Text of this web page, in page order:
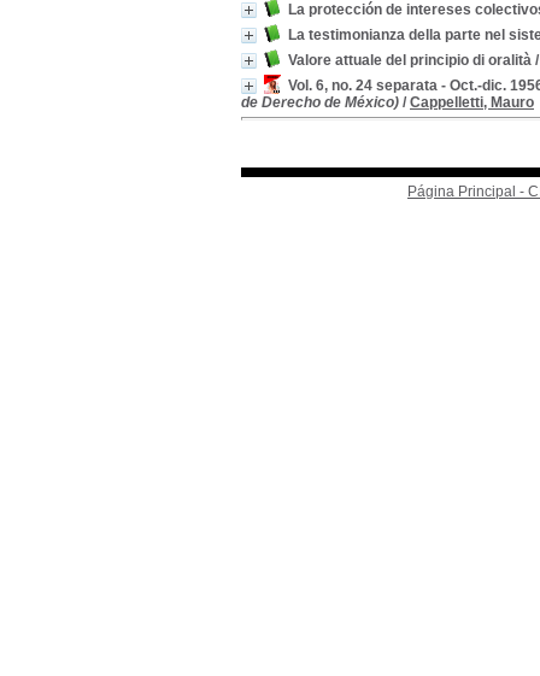
La protección de intereses
La testimonianza della parte nel
Valore attuale del principio di oralità
Vol. 6, no. 24 separata - Oct.-dic.
de Derecho de México) / Cappelletti, Mauro
Página Principal -